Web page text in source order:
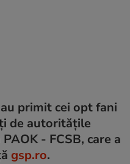
primit cei opt fani
de autoritățile
- FCSB, care a
gsp.ro.